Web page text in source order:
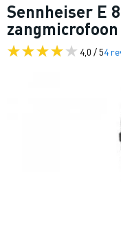
Sennheiser E
zangmicrofoon
4,0 / 54